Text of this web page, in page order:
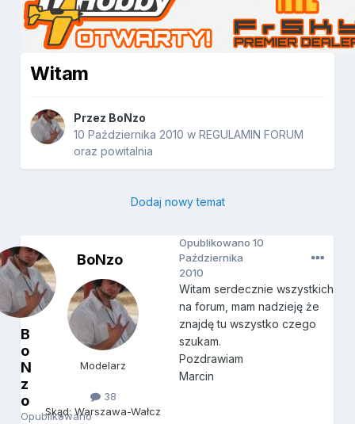
Witam
Przez BoNzo
10 Października 2010 wREGULAMIN FORUM
oraz powitalnia
Dodaj nowy temat
B
o
N
z
o
Opublikowano
BoNzo
Modelarz
38
Skąd: Warszawa-Wałcz
Opublikowano10
Października
2010
Witam serdecznie wszystkich
na forum, mam nadzieję że
znajdę tu wszystko czego
szukam.
Pozdrawiam
Marcin